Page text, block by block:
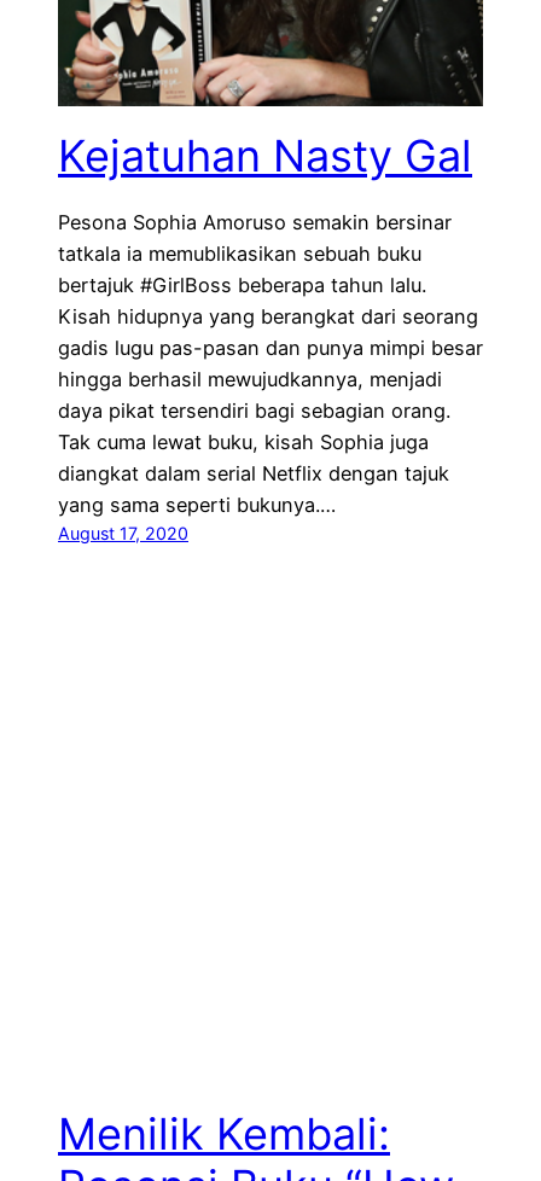
Kejatuhan Nasty Gal
Pesona Sophia Amoruso semakin bersinar
tatkala ia memublikasikan sebuah buku
bertajuk #GirlBoss beberapa tahun lalu.
Kisah hidupnya yang berangkat dari seorang
gadis lugu pas-pasan dan punya mimpi besar
hingga berhasil mewujudkannya, menjadi
daya pikat tersendiri bagi sebagian orang.
Tak cuma lewat buku, kisah Sophia juga
diangkat dalam serial Netflix dengan tajuk
yang sama seperti bukunya.…
August 17, 2020
Menilik Kembali: